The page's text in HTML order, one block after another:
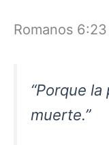
Romanos
“Porque
muerte.”